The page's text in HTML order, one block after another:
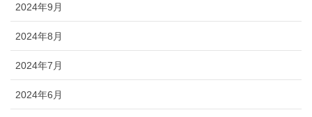
2024年9月
2024年8月
2024年7月
2024年6月